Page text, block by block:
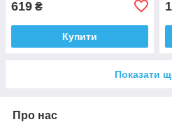
619 ₴
Купити
Показати
Про нас